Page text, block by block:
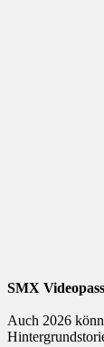
SMX Videopass
Auch 2026